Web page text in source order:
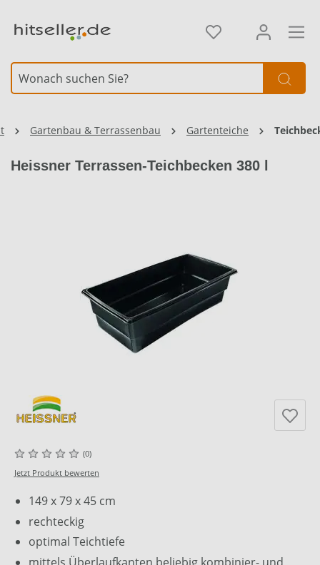
Gartenbau & Terrassenbau Gartenteiche
Heissner Terrassen-Teichbecken 380 l
(0)
Jetzt Produkt bewerten
149 x 79 x 45 cm
rechteckig
optimal Teichtiefe
Element überspringen